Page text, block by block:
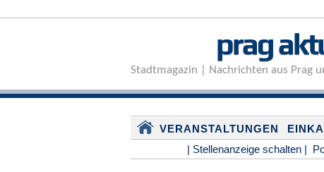
prag
Stadtmagazin | Nachrichten aus Prag
VERANSTALTUNGEN
| Stellenanzeige schalten |